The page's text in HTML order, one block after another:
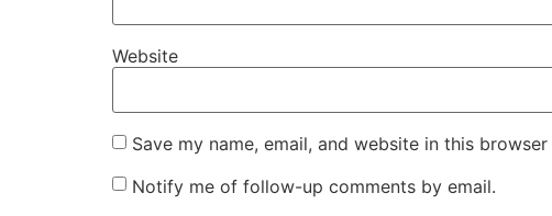
Website
Save my name, email, and website in this
Notify me of follow-up comments by email.